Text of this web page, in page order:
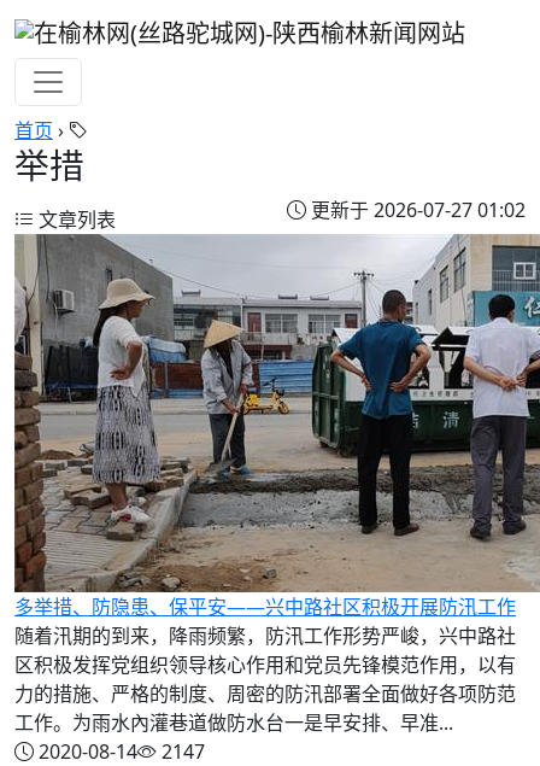
首页 ›
举措
更新于 2026-07-27 01:02
文章列表
多举措、防隐患、保平安——兴中路社区积极开展防汛工作
随着汛期的到来，降雨频繁，防汛工作形势严峻，兴中路社
区积极发挥党组织领导核心作用和党员先锋模范作用，以有
力的措施、严格的制度、周密的防汛部署全面做好各项防范
工作。为雨水內灌巷道做防水台一是早安排、早准...
2020-08-14
2147